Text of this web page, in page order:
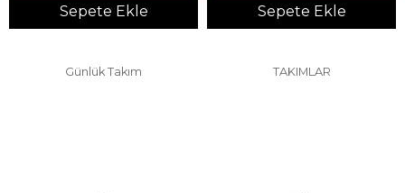
Sepete Ekle Sepete Ekle
Günlük Takım TAKIMLAR